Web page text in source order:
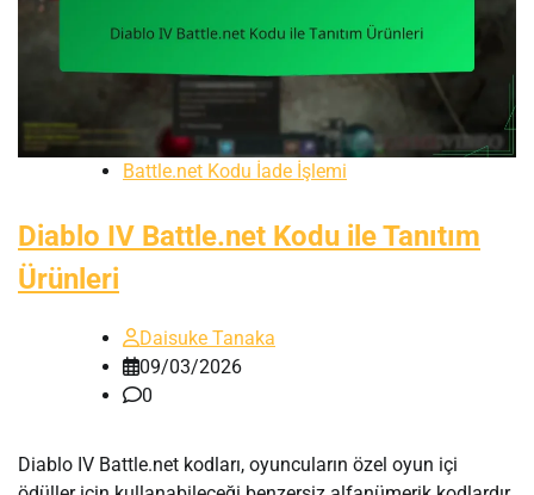
Battle.net Kodu İade İşlemi
Diablo IV Battle.net Kodu ile Tanıtım
Ürünleri
Daisuke Tanaka
09/03/2026
0
Diablo IV Battle.net kodları, oyuncuların özel oyun içi